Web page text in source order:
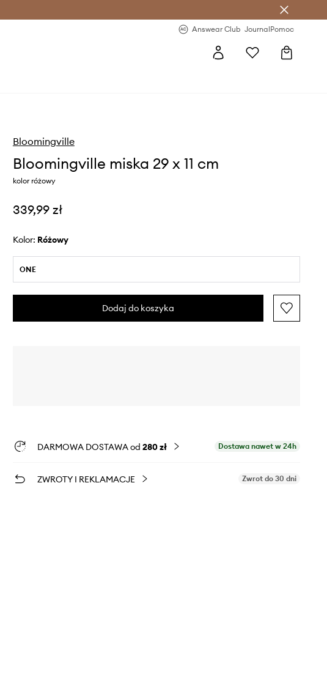
Answear Club JournalPomoc
Bloomingville
Bloomingville miska 29 x 11 cm
kolor różowy
339,99 zł
Kolor: różowy
ONE
Dodaj do koszyka
DARMOWA DOSTAWA od 280 zł Dostawa nawet w 24h
ZWROTY I REKLAMACJE Zwrot do 30 dni